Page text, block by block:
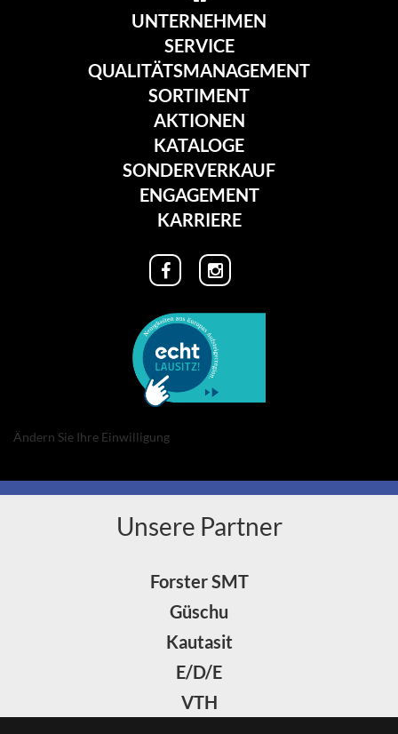
UNTERNEHMEN
SERVICE
QUALITÄTSMANAGEMENT
SORTIMENT
AKTIONEN
KATALOGE
SONDERVERKAUF
ENGAGEMENT
KARRIERE
Ändern Sie Ihre Einwilligung
Unsere Partner
Forster SMT
Güschu
Kautasit
E/D/E
VTH